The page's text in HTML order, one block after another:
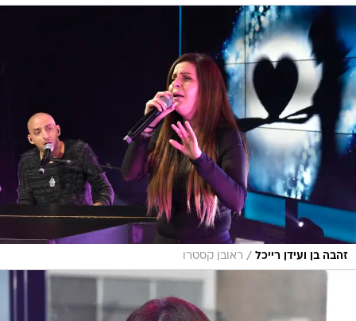
זהבה בן ועידן רייכל / ראובן קסטרו